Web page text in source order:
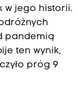
w jego historii.
pandemią
ten wynik,
próg 9